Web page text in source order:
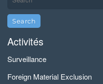
Activités
Surveillance
Foreign Material Exclusion